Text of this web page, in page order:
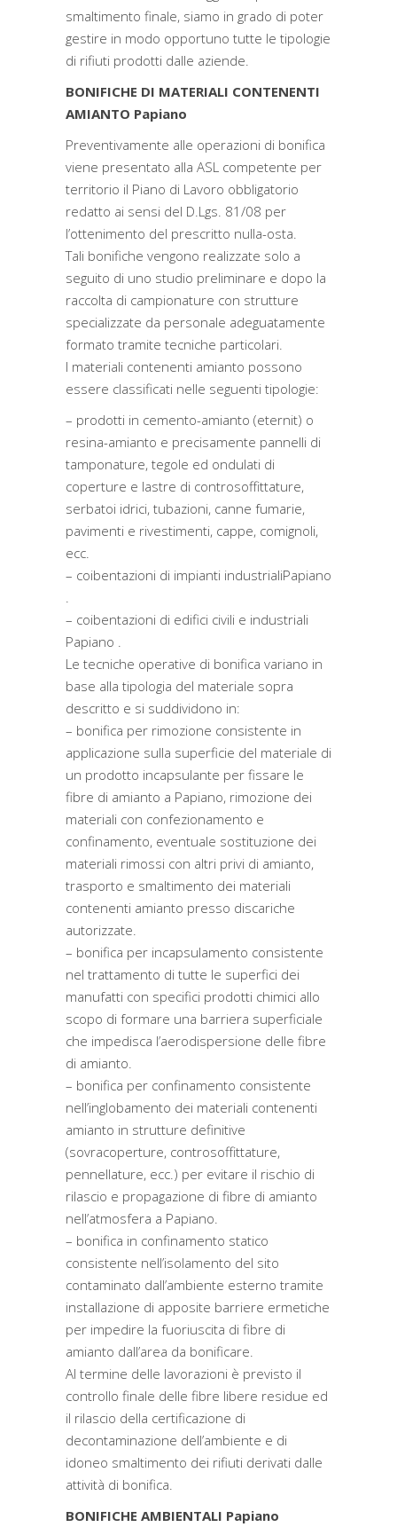
smaltimento finale, siamo in grado di poter
gestire in modo opportuno tutte le tipologie
di rifiuti prodotti dalle aziende.
BONIFICHE DI MATERIALI CONTENENTI
AMIANTO Papiano
Preventivamente alle operazioni di bonifica
viene presentato alla ASL competente per
territorio il Piano di Lavoro obbligatorio
redatto ai sensi del D.Lgs. 81/08 per
l’ottenimento del prescritto nulla-osta.
Tali bonifiche vengono realizzate solo a
seguito di uno studio preliminare e dopo la
raccolta di campionature con strutture
specializzate da personale adeguatamente
formato tramite tecniche particolari.
I materiali contenenti amianto possono
essere classificati nelle seguenti tipologie:
– prodotti in cemento-amianto (eternit) o
resina-amianto e precisamente pannelli di
tamponature, tegole ed ondulati di
coperture e lastre di controsoffittature,
serbatoi idrici, tubazioni, canne fumarie,
pavimenti e rivestimenti, cappe, comignoli,
ecc.
– coibentazioni di impianti industrialiPapiano
.
– coibentazioni di edifici civili e industriali
Papiano .
Le tecniche operative di bonifica variano in
base alla tipologia del materiale sopra
descritto e si suddividono in:
– bonifica per rimozione consistente in
applicazione sulla superficie del materiale di
un prodotto incapsulante per fissare le
fibre di amianto a Papiano, rimozione dei
materiali con confezionamento e
confinamento, eventuale sostituzione dei
materiali rimossi con altri privi di amianto,
trasporto e smaltimento dei materiali
contenenti amianto presso discariche
autorizzate.
– bonifica per incapsulamento consistente
nel trattamento di tutte le superfici dei
manufatti con specifici prodotti chimici allo
scopo di formare una barriera superficiale
che impedisca l’aerodispersione delle fibre
di amianto.
– bonifica per confinamento consistente
nell’inglobamento dei materiali contenenti
amianto in strutture definitive
(sovracoperture, controsoffittature,
pennellature, ecc.) per evitare il rischio di
rilascio e propagazione di fibre di amianto
nell’atmosfera a Papiano.
– bonifica in confinamento statico
consistente nell’isolamento del sito
contaminato dall’ambiente esterno tramite
installazione di apposite barriere ermetiche
per impedire la fuoriuscita di fibre di
amianto dall’area da bonificare.
Al termine delle lavorazioni è previsto il
controllo finale delle fibre libere residue ed
il rilascio della certificazione di
decontaminazione dell’ambiente e di
idoneo smaltimento dei rifiuti derivati dalle
attività di bonifica.
BONIFICHE AMBIENTALI Papiano